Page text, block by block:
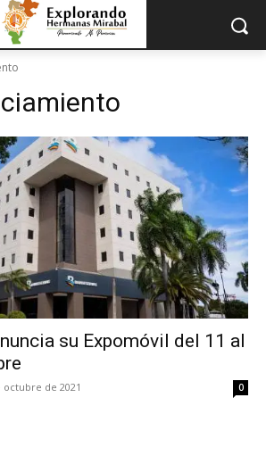
su Expomóvil del 11 al
octubre de 2021 0